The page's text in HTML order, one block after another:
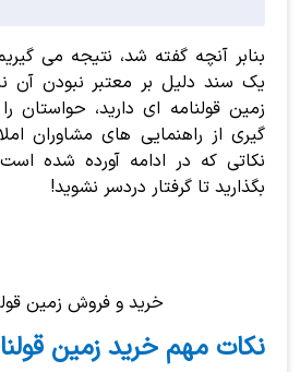
بنابر آنچه گفته شد، نتیجه می
یک سند دلیل بر معتبر نبودن آن
زمین قولنامه ای دارید، حواستان
گیری از راهنمایی های مشاوران
نکاتی که در ادامه آورده شده
بگذارید تا گرفتار دردسر نشوید!
خرید و فروش زمین
نکات مهم خرید زمین